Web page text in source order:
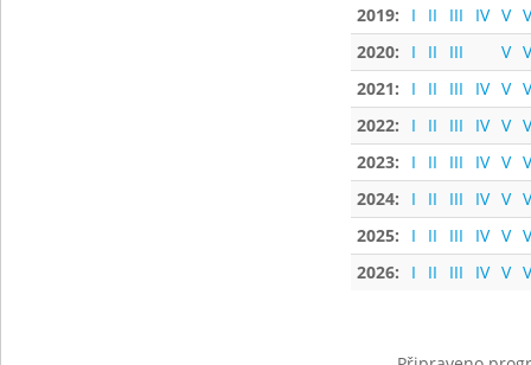
2019:
I II III IV V
2020:
I II III V
2021:
I II III IV V
2022:
I II III IV V
2023:
I II III IV V
2024:
I II III IV V
2025:
I II III IV V
2026:
I II III IV V